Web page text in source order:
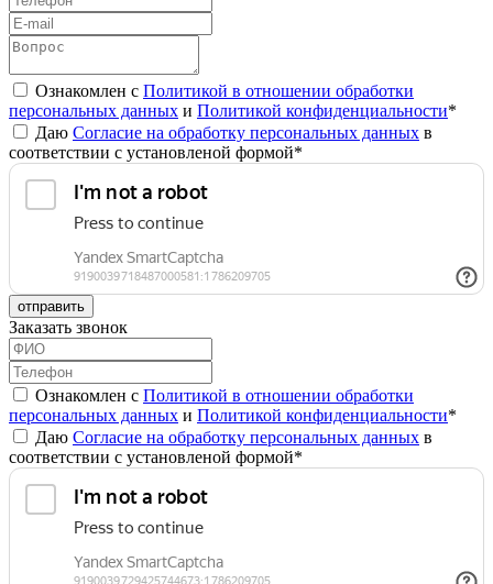
Ознакомлен с Политикой в отношении обработки
персональных данных и Политикой конфиденциальности*
Даю Согласие на обработку персональных данных в
соответствии с установленой формой*
отправить
Заказать звонок
Ознакомлен с Политикой в отношении обработки
персональных данных и Политикой конфиденциальности*
Даю Согласие на обработку персональных данных в
соответствии с установленой формой*